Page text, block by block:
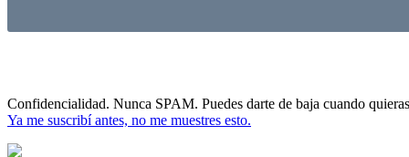
Confidencialidad. Nunca SPAM. Puedes darte de baja cuando
Ya me suscribí antes, no me muestres esto.